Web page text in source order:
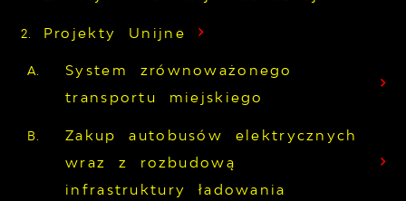
Projekty Unijne
System zrównoważonego
transportu miejskiego
Zakup autobusów elektrycznych
wraz z rozbudową
infrastruktury ładowania